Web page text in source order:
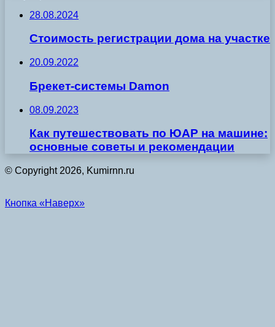
28.08.2024
Стоимость регистрации дома на участке
20.09.2022
Брекет-сиcтемы Damon
08.09.2023
Как путешествовать по ЮАР на машине:
основные советы и рекомендации
© Copyright 2026, Kumirnn.ru
Кнопка «Наверх»